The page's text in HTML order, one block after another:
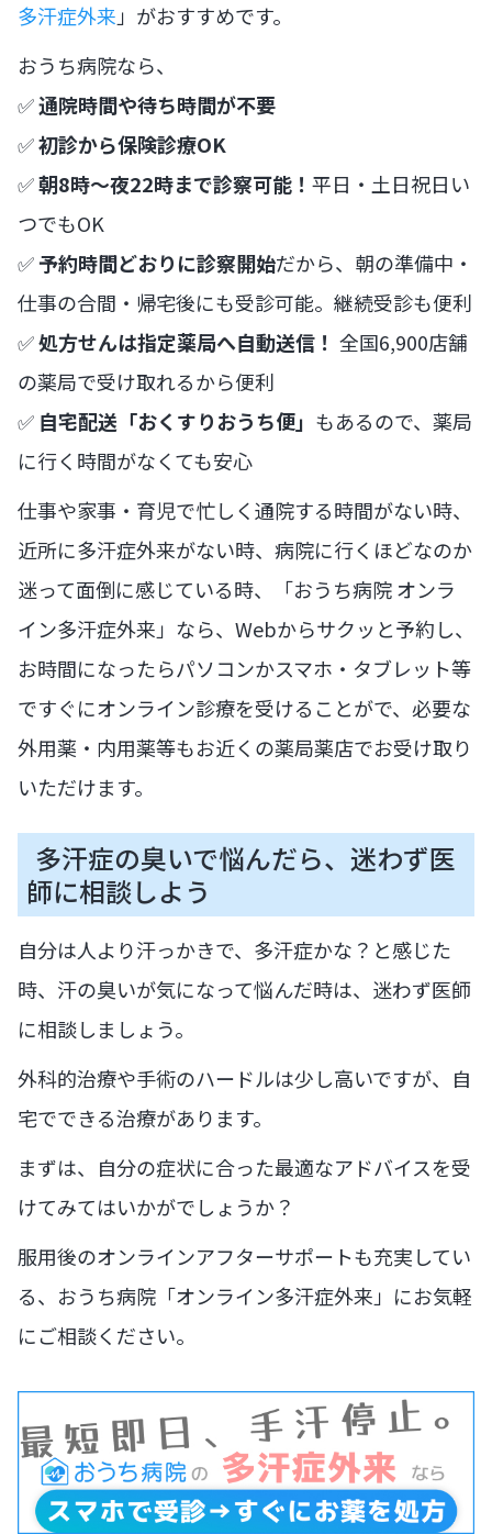
多汗症外来 」がおすすめです。
おうち病院なら、
✅通院時間や待ち時間が不要
✅初診から保険診療OK
✅朝8時〜夜22時まで診察可能！ 平日・土日祝日い
つでもOK
✅予約時間どおりに診察開始だから、朝の準備中・
仕事の合間・帰宅後にも受診可能。継続受診も便利
✅処方せんは指定薬局へ自動送信！ 全国6,900店舗
の薬局で受け取れるから便利
✅ 自宅配送「おくすりおうち便」 もあるので、薬局
に行く時間がなくても安心
仕事や家事・育児で忙しく通院する時間がない時、
近所に多汗症外来がない時、病院に行くほどなのか
迷って面倒に感じている時、「おうち病院 オンラ
イン多汗症外来」なら、Webからサクッと予約し、
お時間になったらパソコンかスマホ・タブレット等
ですぐにオンライン診療を受けることがで、必要な
外用薬・内用薬等もお近くの薬局薬店でお受け取り
いただけます。
多汗症の臭いで悩んだら、迷わず医
師に相談しよう
自分は人より汗っかきで、多汗症かな？と感じた
時、汗の臭いが気になって悩んだ時は、迷わず医師
に相談しましょう。
外科的治療や手術のハードルは少し高いですが、自
宅でできる治療があります。
まずは、自分の症状に合った最適なアドバイスを受
けてみてはいかがでしょうか？
服用後のオンラインアフターサポートも充実してい
る、おうち病院「オンライン多汗症外来」にお気軽
にご相談ください。